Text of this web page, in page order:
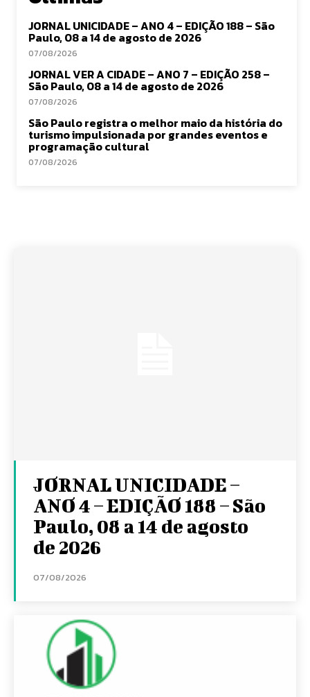
JORNAL UNICIDADE – ANO 4 – EDIÇÃO 188 – São
Paulo, 08 a 14 de agosto de 2026
07/08/2026
JORNAL VER A CIDADE – ANO 7 – EDIÇÃO 258 –
São Paulo, 08 a 14 de agosto de 2026
07/08/2026
São Paulo registra o melhor maio da história do
turismo impulsionada por grandes eventos e
programação cultural
07/08/2026
JORNAL UNICIDADE –
ANO 4 – EDIÇÃO 188 – São
Paulo, 08 a 14 de agosto
de 2026
07/08/2026